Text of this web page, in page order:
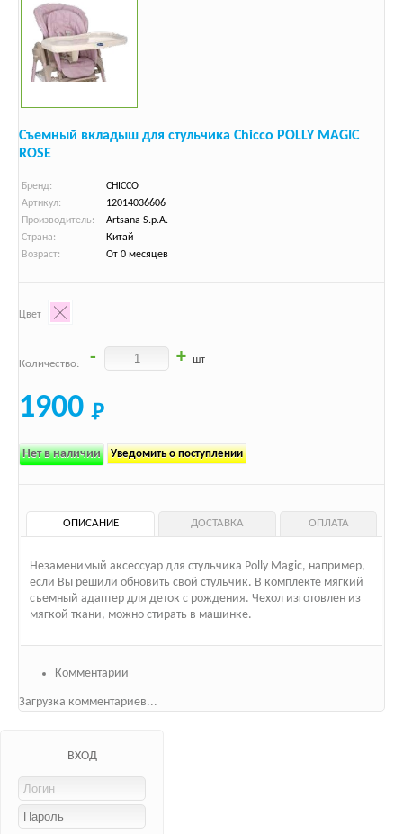
Съемный вкладыш для стульчика Chicco POLLY MAGIC
ROSE
Бренд:
CHICCO
Артикул:
12014036606
Производитель:
Artsana S.p.A.
Страна:
Китай
Возраст:
От 0 месяцев
Цвет
Количество: - + шт
1900
Нет в наличии Уведомить о поступлении
ОПИСАНИЕ ДОСТАВКА ОПЛАТА
Незаменимый аксессуар для стульчика Polly Magic, например,
если Вы решили обновить свой стульчик. В комплекте мягкий
съемный адаптер для деток с рождения. Чехол изготовлен из
мягкой ткани, можно стирать в машинке.
Комментарии
Загрузка комментариев...
ВХОД